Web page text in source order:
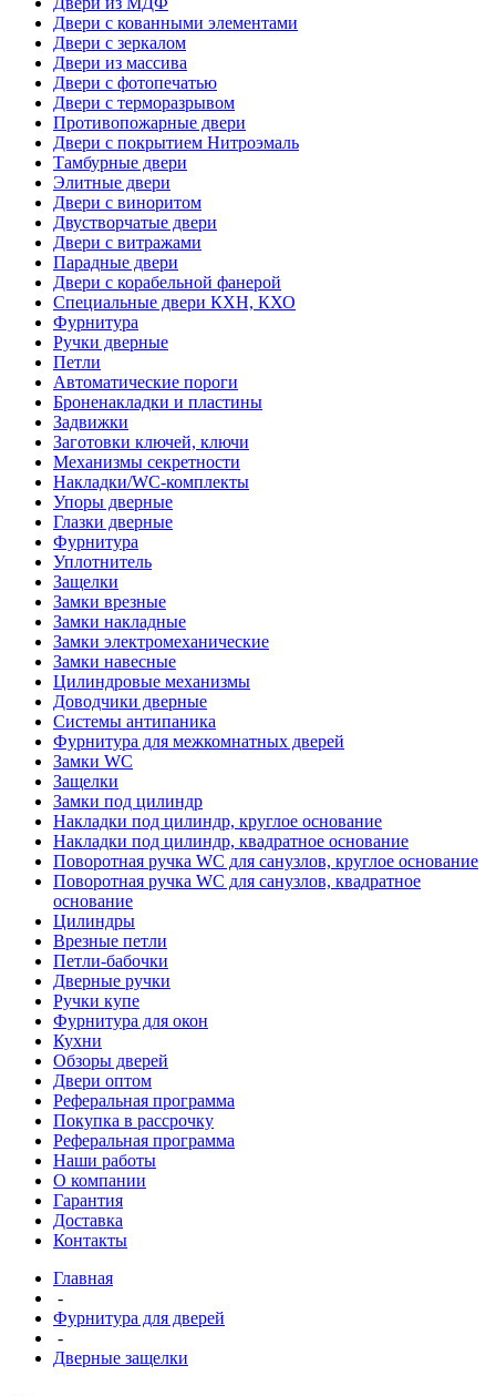
Двери с кованными элементами
Двери с зеркалом
Двери из массива
Двери с фотопечатью
Двери с терморазрывом
Противопожарные двери
Двери с покрытием Нитроэмаль
Тамбурные двери
Элитные двери
Двери с виноритом
Двустворчатые двери
Двери с витражами
Парадные двери
Двери с корабельной фанерой
Специальные двери КХН, КХО
Фурнитура
Ручки дверные
Петли
Автоматические пороги
Броненакладки и пластины
Задвижки
Заготовки ключей, ключи
Механизмы секретности
Накладки/WC-комплекты
Упоры дверные
Глазки дверные
Фурнитура
Уплотнитель
Защелки
Замки врезные
Замки накладные
Замки электромеханические
Замки навесные
Цилиндровые механизмы
Доводчики дверные
Системы антипаника
Фурнитура для межкомнатных дверей
Замки WC
Защелки
Замки под цилиндр
Накладки под цилиндр, круглое основание
Накладки под цилиндр, квадратное основание
Поворотная ручка WC для санузлов, круглое основание
Поворотная ручка WC для санузлов, квадратное
основание
Цилиндры
Врезные петли
Петли-бабочки
Дверные ручки
Ручки купе
Фурнитура для окон
Кухни
Обзоры дверей
Двери оптом
Реферальная программа
Покупка в рассрочку
Реферальная программа
Наши работы
О компании
Гарантия
Доставка
Контакты
Главная
-
Фурнитура для дверей
-
Дверные защелки